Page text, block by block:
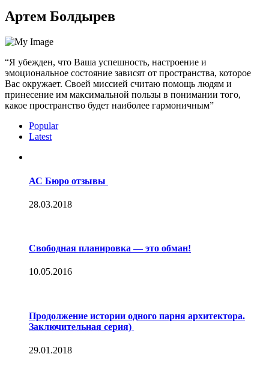
Артем Болдырев
“Я убежден, что Ваша успешность, настроение и
эмоциональное состояние зависят от пространства, которое
Вас окружает. Своей миссией считаю помощь людям и
принесение им максимальной пользы в понимании того,
какое пространство будет наиболее гармоничным”
Popular
Latest
АС Бюро отзывы
28.03.2018
Свободная планировка — это обман!
10.05.2016
Продолжение истории одного парня архитектора.
Заключительная серия)
29.01.2018